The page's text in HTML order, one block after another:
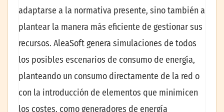
adaptarse a la normativa presente, sino también a
plantear la manera más eficiente de gestionar sus
recursos. AleaSoft genera simulaciones de todos
los posibles escenarios de consumo de energía,
planteando un consumo directamente de la red o
con la introducción de elementos que minimicen
los costes, como generadores de energía